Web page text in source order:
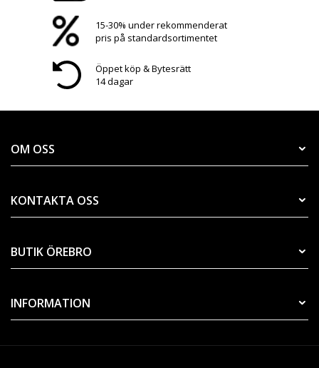
15-30% under rekommenderat
pris på standardsortimentet
Öppet köp & Bytesrätt
14 dagar
OM OSS
KONTAKTA OSS
BUTIK ÖREBRO
INFORMATION